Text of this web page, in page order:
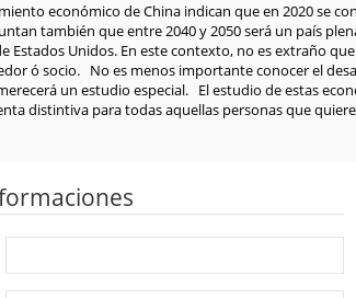
económico de China indican que en 2020 se
también que entre 2040 y 2050 será un país
Estados Unidos. En este contexto, no es extraño
ó socio. No es menos importante conocer el
un estudio especial. El estudio de estas
distintiva para todas aquellas personas que